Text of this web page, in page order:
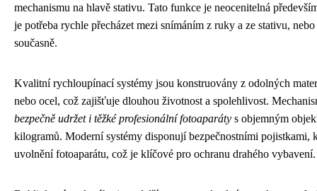
mechanismu na hlavě stativu. Tato funkce je neocenitelná
je potřeba rychle přecházet mezi snímáním z ruky a ze stativu,
současně.
Kvalitní rychloupínací systémy jsou konstruovány z odolných
nebo ocel, což zajišťuje dlouhou životnost a spolehlivost.
bezpečně udržet i těžké profesionální fotoaparáty s objemným
kilogramů. Moderní systémy disponují bezpečnostními pojistkami,
uvolnění fotoaparátu, což je klíčové pro ochranu drahého vybavení.